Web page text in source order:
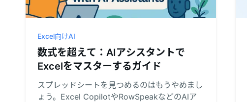
Excel向けAI
数式を超えて：AIアシスタントで
Excelをマスターするガイド
スプレッドシートを見つめるのはもうやめまし
ょう。Excel CopilotやRowSpeakなどのAIア